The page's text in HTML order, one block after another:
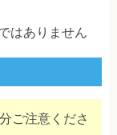
はありません
ご注意くださ